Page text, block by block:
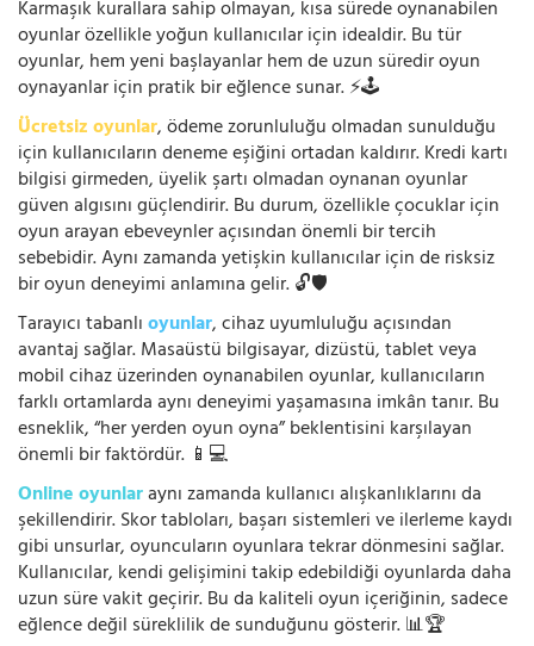
Karmaşık kurallara sahip olmayan, kısa sürede oynanabilen
oyunlar özellikle yoğun kullanıcılar için idealdir. Bu tür
oyunlar, hem yeni başlayanlar hem de uzun süredir oyun
oynayanlar için pratik bir eğlence sunar. ⚡🕹️
Ücretsiz oyunlar, ödeme zorunluluğu olmadan sunulduğu
için kullanıcıların deneme eşiğini ortadan kaldırır. Kredi kartı
bilgisi girmeden, üyelik şartı olmadan oynanan oyunlar
güven algısını güçlendirir. Bu durum, özellikle çocuklar için
oyun arayan ebeveynler açısından önemli bir tercih
sebebidir. Aynı zamanda yetişkin kullanıcılar için de risksiz
bir oyun deneyimi anlamına gelir. 🔓🛡️
Tarayıcı tabanlıoyunlar, cihaz uyumluluğu açısından
avantaj sağlar. Masaüstü bilgisayar, dizüstü, tablet veya
mobil cihaz üzerinden oynanabilen oyunlar, kullanıcıların
farklı ortamlarda aynı deneyimi yaşamasına imkân tanır. Bu
esneklik, “her yerden oyun oyna” beklentisini karşılayan
önemli bir faktördür. 📱💻
Online oyunlaraynı zamanda kullanıcı alışkanlıklarını da
şekillendirir. Skor tabloları, başarı sistemleri ve ilerleme kaydı
gibi unsurlar, oyuncuların oyunlara tekrar dönmesini sağlar.
Kullanıcılar, kendi gelişimini takip edebildiği oyunlarda daha
uzun süre vakit geçirir. Bu da kaliteli oyun içeriğinin, sadece
eğlence değil süreklilik de sunduğunu gösterir. 📊🏆